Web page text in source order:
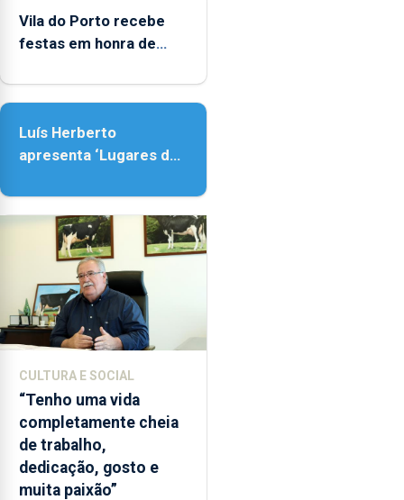
Vila do Porto recebe
festas em honra de
Assunção
Luís Herberto
apresenta ‘Lugares da
CULTURA E SOCIAL
“Tenho uma vida
completamente cheia
de trabalho,
dedicação, gosto e
muita paixão”